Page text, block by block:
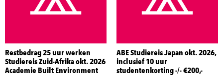
Restbedrag 25 uur werken
Studiereis Zuid-Afrika okt. 2026
Academie Built Environment
ABE Studiereis Japan okt. 2026,
inclusief 10 uur
studentenkorting -/- €200,-